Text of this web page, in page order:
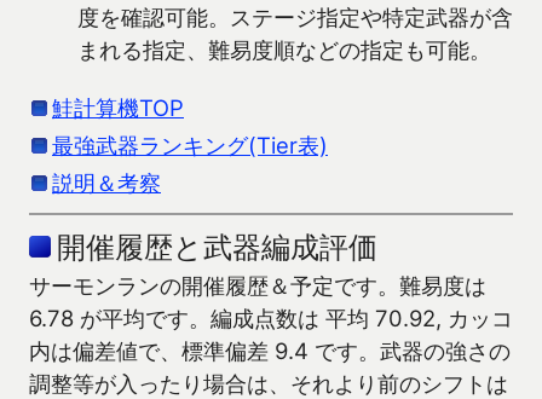
度を確認可能。ステージ指定や特定武器が含
まれる指定、難易度順などの指定も可能。
鮭計算機TOP
最強武器ランキング(Tier表)
説明＆考察
開催履歴と武器編成評価
サーモンランの開催履歴＆予定です。難易度は
6.78 が平均です。編成点数は 平均 70.92, カッコ
内は偏差値で、標準偏差 9.4 です。武器の強さの
調整等が入ったり場合は、それより前のシフトは